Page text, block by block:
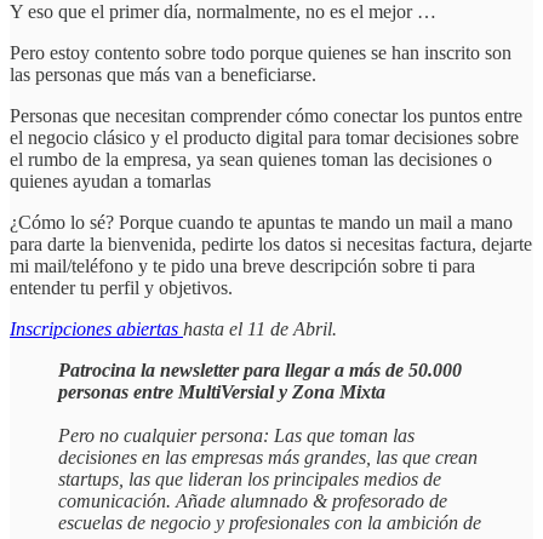
Y eso que el primer día, normalmente, no es el mejor …
Pero estoy contento sobre todo porque quienes se han inscrito son
las personas que más van a beneficiarse.
Personas que necesitan comprender cómo conectar los puntos entre
el negocio clásico y el producto digital para tomar decisiones sobre
el rumbo de la empresa, ya sean quienes toman las decisiones o
quienes ayudan a tomarlas
¿Cómo lo sé? Porque cuando te apuntas te mando un mail a mano
para darte la bienvenida, pedirte los datos si necesitas factura, dejarte
mi mail/teléfono y te pido una breve descripción sobre ti para
entender tu perfil y objetivos.
Inscripciones abiertas hasta el 11 de Abril.
Patrocina la newsletter para llegar a más de 50.000
personas entre MultiVersial y Zona Mixta
Pero no cualquier persona: Las que toman las
decisiones en las empresas más grandes, las que crean
startups, las que lideran los principales medios de
comunicación. Añade alumnado & profesorado de
escuelas de negocio y profesionales con la ambición de